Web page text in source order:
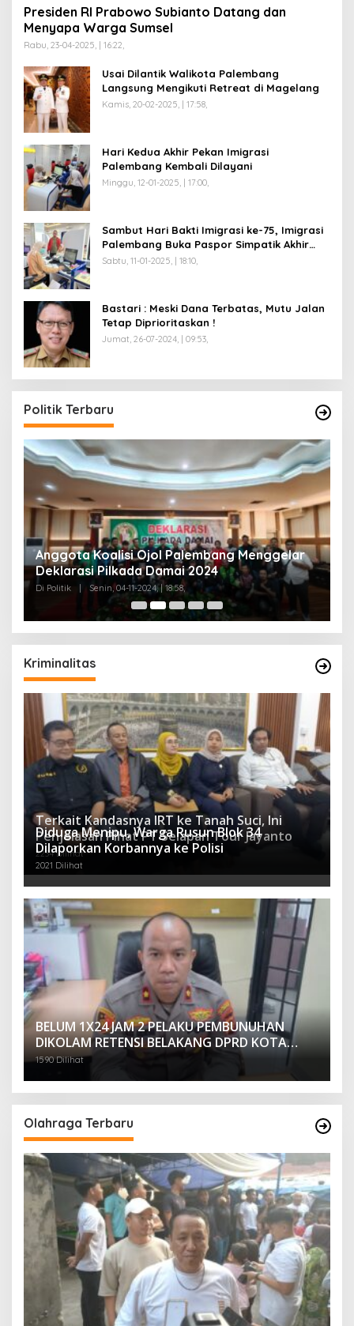
Presiden RI Prabowo Subianto Datang dan
Menyapa Warga Sumsel
Rabu, 23-04-2025, | 16:22,
Usai Dilantik Walikota Palembang
Langsung Mengikuti Retreat di Magelang
Kamis, 20-02-2025, | 17:58,
Hari Kedua Akhir Pekan Imigrasi
Palembang Kembali Dilayani
Minggu, 12-01-2025, | 17:00,
Sambut Hari Bakti Imigrasi ke-75, Imigrasi
Palembang Buka Paspor Simpatik Akhir
Pekan
Sabtu, 11-01-2025, | 18:10,
Bastari : Meski Dana Terbatas, Mutu Jalan
Tetap Diprioritaskan !
Jumat, 26-07-2024, | 09:53,
Politik Terbaru
Anggota Koalisi Ojol Palembang Menggelar
Deklarasi Pilkada Damai 2024
Di Politik Senin, 04-11-2024, | 18:58,
Kriminalitas
Terkait Kandasnya IRT ke Tanah Suci, Ini
Penjelasan Pihat PT Selapan Tour Jayanto
2234 Dilihat
Diduga Menipu, Warga Rusun Blok 34
Dilaporkan Korbannya ke Polisi
2021 Dilihat
BELUM 1X24 JAM 2 PELAKU PEMBUNUHAN
DIKOLAM RETENSI BELAKANG DPRD KOTA
PALEMBANG TELAH DIRINGKUS ANGGOTA
1590 Dilihat
Olahraga Terbaru